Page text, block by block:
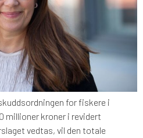
for fiskere i
millioner kroner i revidert
vedtas, vil den totale